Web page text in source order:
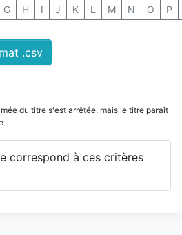
G H I J K L M N O P
.csv
du titre s'est arrêtée, mais le titre paraît
correspond à ces critères